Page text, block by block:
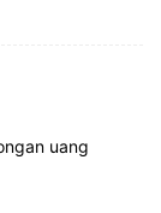
uang